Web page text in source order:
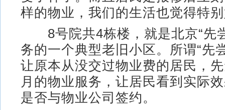
样的物业，我们的生活也觉得特
8号院共4栋楼，就是北京“先
务的一个典型老旧小区。所谓“先
让原本从没交过物业费的居民，
月的物业服务，让居民看到实际
是否与物业公司签约。